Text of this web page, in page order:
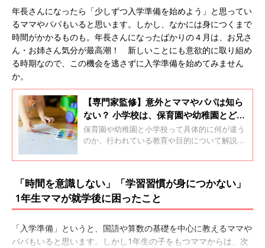
年長さんになったら「少しずつ入学準備を始めよう」と思ってい
るママやパパもいると思います。しかし、なかには身につくまで
時間がかかるものも。年長さんになったばかりの４月は、お兄さ
ん・お姉さん気分が最高潮！ 新しいことにも意欲的に取り組め
る時期なので、この機会を逃さずに入学準備を始めてみません
か。
【専門家監修】意外とママやパパは知ら
ない？ 小学校は、保育園や幼稚園とどう
違う？
保育園や幼稚園と小学校って具体的に何が違う
のか、行われている教育や目的について解説し
「時間を意識しない」「学習習慣が身につかない」
1年生ママが就学後に困ったこと
「入学準備」というと、国語や算数の基礎を中心に教えるママや
パパもいると思います。しかし1年生の子をもつママからは、次